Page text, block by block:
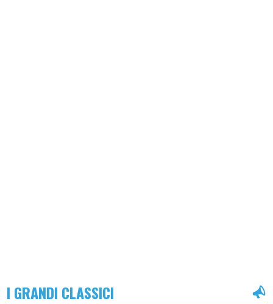
I GRANDI CLASSICI